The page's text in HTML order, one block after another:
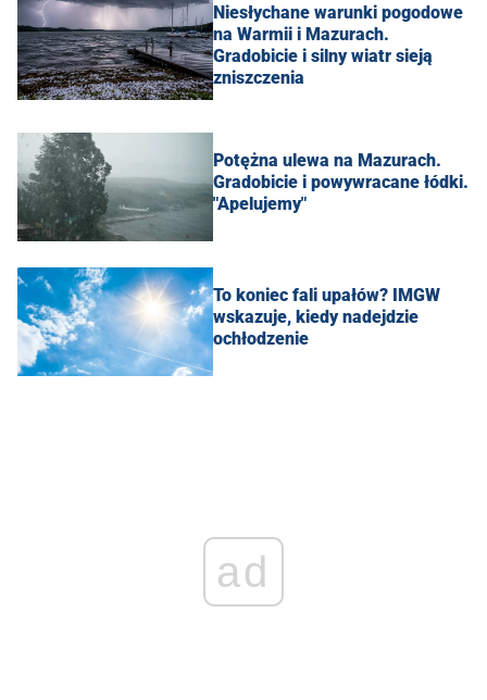
Niesłychane warunki pogodowe
na Warmii i Mazurach.
Gradobicie i silny wiatr sieją
zniszczenia
Potężna ulewa na Mazurach.
Gradobicie i powywracane łódki.
"Apelujemy"
To koniec fali upałów? IMGW
wskazuje, kiedy nadejdzie
ochłodzenie
ad